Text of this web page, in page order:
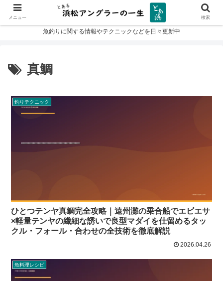
魚釣りに関する情報やテクニックなどを日々更新中
真鯛
釣りテクニック
ひとつテンヤ真鯛完全攻略｜遠州灘の乗合船でエビエサ
×軽量テンヤの繊細な誘いで良型マダイを仕留めるタッ
クル・フォール・合わせの全技術を徹底解説
2026.04.26
魚料理レシピ
メニュー 検索